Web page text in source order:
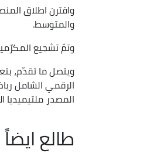
واقترن اطلاق
والمتوسط.
وتمّ تشجيع
الرقمي الشامل
المصدر ملتيميديا
طالع ايضاً